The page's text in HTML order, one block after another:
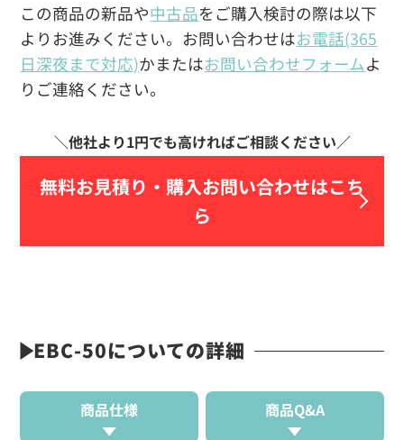
この商品の新品や中古品をご購入検討の際は以下
よりお進みください。お問い合わせはお電話(365
日深夜まで対応)かまたはお問い合わせフォームよ
りご連絡ください。
無料お見積り・ 購入お問い合わせはこち
ら
EBC-50についての詳細
商品仕様 商品Q&A